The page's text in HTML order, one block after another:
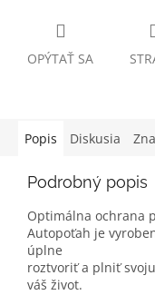
OPÝTAŤ SA
Popis Diskusia
Podrobný popis
Optimálna ochrana
Autopoťah je
úplne
roztvoriť a plniť
váš život.